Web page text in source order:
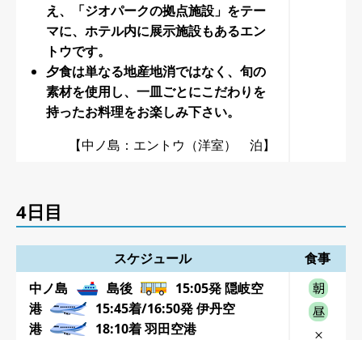
え、「ジオパークの拠点施設」をテー
マに、ホテル内に展示施設もあるエン
トウです。
夕食は単なる地産地消ではなく、旬の
素材を使用し、一皿ごとにこだわりを
持ったお料理をお楽しみ下さい。
【中ノ島：エントウ（洋室） 泊】
4日目
スケジュール
食事
中ノ島
島後
15:05発 隠岐空
港
15:45着/16:50発 伊丹空
港
18:10着 羽田空港